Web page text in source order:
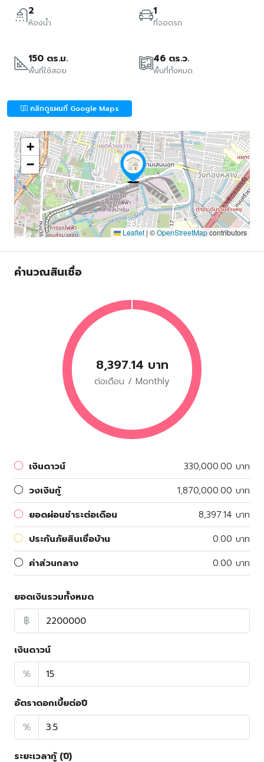
2
ห้องน้ำ
1
ที่จอดรถ
150 ตร.ม.
พื้นที่ใช้สอย
46 ตร.ว.
พื้นที่ทั้งหมด
คลิกดูแผนที่ Google Maps
+
−
Leaflet | ©OpenStreetMapcontributors
คำนวณสินเชื่อ
8,397.14 บาท
ต่อเดือน / Monthly
เงินดาวน์
330,000.00 บาท
วงเงินกู้
1,870,000.00 บาท
ยอดผ่อนชำระต่อเดือน
8,397.14 บาท
ประกันภัยสินเชื่อบ้าน
0.00 บาท
ค่าส่วนกลาง
0.00 บาท
ยอดเงินรวมทั้งหมด
฿
เงินดาวน์
%
อัตราดอกเบี้ยต่อปี
%
ระยะเวลากู้ (ปี)